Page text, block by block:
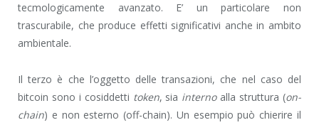
tecmologicamente avanzato. E’ un particolare non
trascurabile, che produce effetti significativi anche in ambito
ambientale.
Il terzo è che l’oggetto delle transazioni, che nel caso del
bitcoin sono i cosiddetti token, sia internoalla struttura (on-
chain) e non esterno (off-chain). Un esempio può chierire il